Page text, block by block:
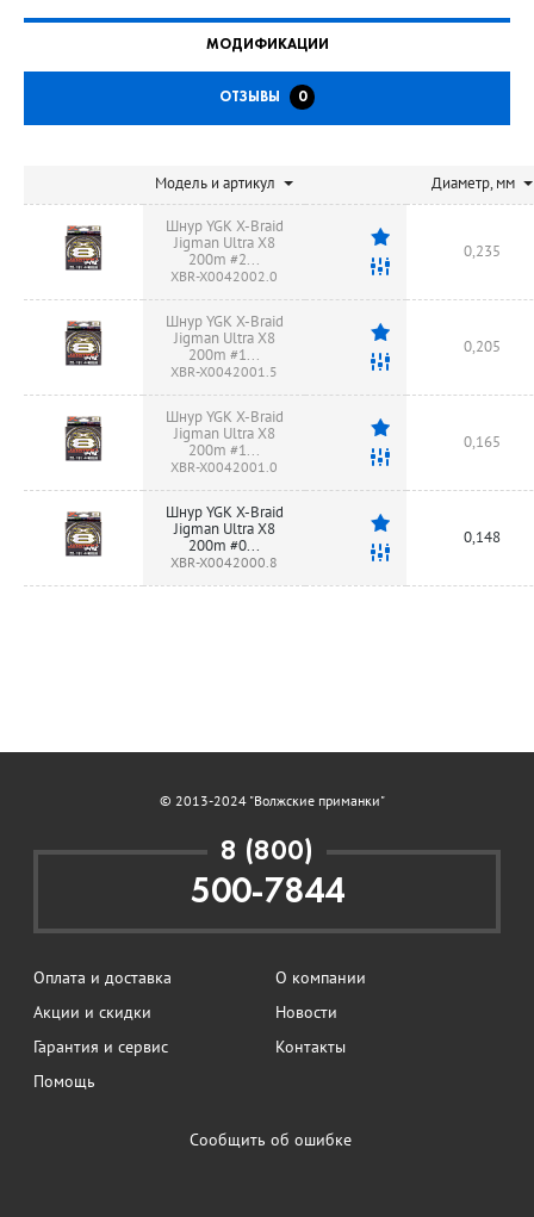
МОДИФИКАЦИИ
ОТЗЫВЫ 0
Модель и артикул
Шнур YGK X-Braid
Jigman Ultra X8
200m #2...
XBR-X0042002.0
Шнур YGK X-Braid
Jigman Ultra X8
200m #1...
XBR-X0042001.5
Шнур YGK X-Braid
Jigman Ultra X8
200m #1...
XBR-X0042001.0
Шнур YGK X-Braid
Jigman Ultra X8
200m #0...
XBR-X0042000.8
Диаметр, мм
0,235
0,205
0,165
0,148
© 2013-2024 "Волжские приманки"
8 (800)
500-7844
Оплата и доставка
О компании
Акции и скидки
Новости
Гарантия и сервис
Контакты
Помощь
Сообщить об ошибке